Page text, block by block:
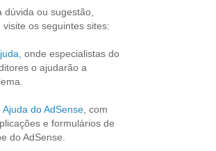
dúvida ou sugestão,
os seguintes sites:
onde especialistas do
o ajudarão a
do AdSense , com
e formulários de
do AdSense.